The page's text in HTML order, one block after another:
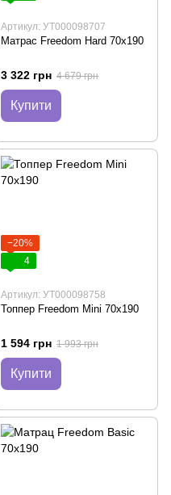
Артикул: УТ000098707
Матрас Freedom Hard 70х190
3 322 грн 4 679 грн
Купити
−20%
4
Артикул: УТ000098758
Топпер Freedom Mini 70х190
1 594 грн 1 993 грн
Купити